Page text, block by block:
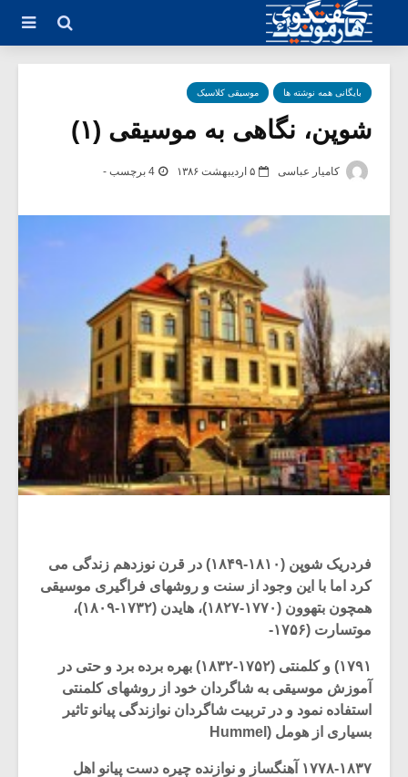
بایگانی همه نوشته ها موسیقی کلاسیک
شوپن، نگاهی به موسیقی (۱)
کامیار عباسی ۵ اردیبهشت ۱۳۸۶ 4 برچسب -
فردریک شوپن (۱۸۱۰-۱۸۴۹) در قرن نوزدهم زندگی می
کرد اما با این وجود از سنت و روشهای فراگیری موسیقی
همچون بتهوون (۱۷۷۰-۱۸۲۷)، هایدن (۱۷۳۲-۱۸۰۹)،
موتسارت (۱۷۵۶-
۱۷۹۱) و کلمنتی (۱۷۵۲-۱۸۳۲) بهره برده برد و حتی در
آموزش موسیقی به شاگردان خود از روشهای کلمنتی
استفاده نمود و در تربیت شاگردان نوازندگی پیانو تاثیر
بسیاری از هومل (Hummel
۱۷۷۸-۱۸۳۷ آهنگساز و نوازنده چیره دست پیانو اهل